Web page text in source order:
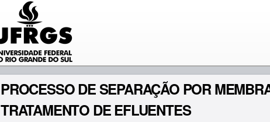
PROCESSO DE SEPARAÇÃO POR
TRATAMENTO DE EFLUENTES